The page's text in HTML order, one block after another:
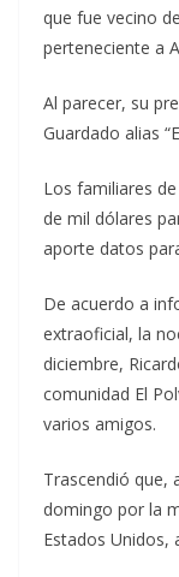
que fue vecino
perteneciente a
Al parecer, su
Guardado alias
Los familiares
de mil dólares
aporte datos
De acuerdo a
extraoficial, la
diciembre,
comunidad El
varios amigos.
Trascendió que,
domingo por la
Estados Unidos,